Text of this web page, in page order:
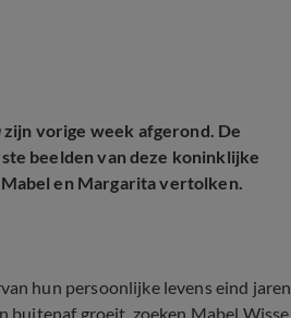
zijn vorige week afgerond. De
beelden van deze koninklijke
en Margarita vertolken.
hun persoonlijke levens eind jaren
buitenaf groeit, zoeken Mabel Wisse